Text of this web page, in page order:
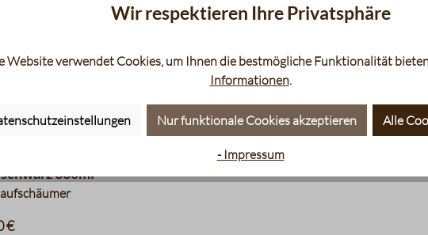
schwarz 360ml
€
Wir respektieren Ihre Privatsphäre
Website verwendet Cookies, um Ihnen die bestmögliche Funktionalität
Informationen.
Nur funktionale Cookies akzeptieren Alle
- Impressum